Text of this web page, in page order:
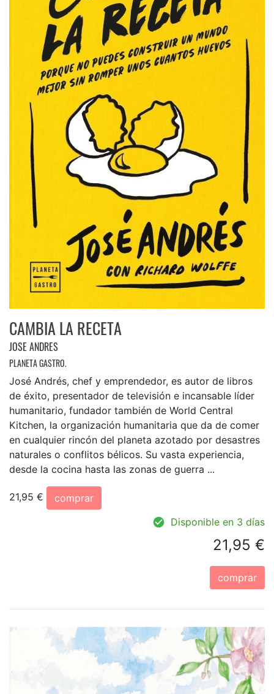
CAMBIA LA RECETA
JOSE ANDRES
PLANETA GASTRO.
José Andrés, chef y emprendedor, es autor de libros
de éxito, presentador de televisión e incansable líder
humanitario, fundador también de World Central
Kitchen, la organización humanitaria que da de comer
en cualquier rincón del planeta azotado por desastres
naturales o conflitos bélicos. Su vasta experiencia,
desde la cocina hasta las zonas de guerra ...
21,95 €
comprar
Disponible en 3 días
21,95 €
comprar